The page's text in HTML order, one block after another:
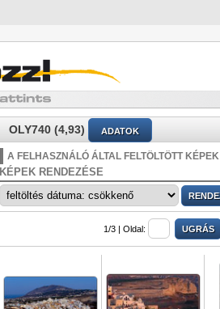
OLY740 (4,93) ADATOK
A FELHASZNÁLÓ ÁLTAL FELTÖLTÖTT KÉPEK
KÉPEK RENDEZÉSE
1/3 | Oldal: